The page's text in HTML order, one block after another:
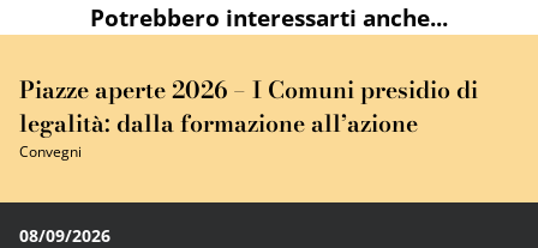
Potrebbero interessarti anche...
Piazze aperte 2026 – I Comuni presidio di
legalità: dalla formazione all’azione
Convegni
08/09/2026